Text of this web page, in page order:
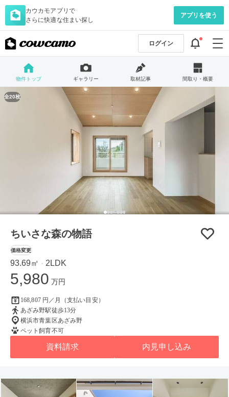
カウカモアプリで
さらに快適な住まい探し
アプリを使う
ログイン
物件トップ ギャラリー 取材記事 間取り・概要
全20枚
ちいさな森の物語
価格変更
93.69㎡ ・ 2LDK
5,980 万円
168,807 円／月（支払い目安）
あざみ野駅徒歩13分
横浜市青葉区あざみ野
ペット飼育不可
資料請求 内見申し込み